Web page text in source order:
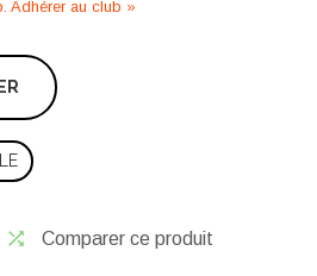
Adhérer au club »
Comparer ce produit